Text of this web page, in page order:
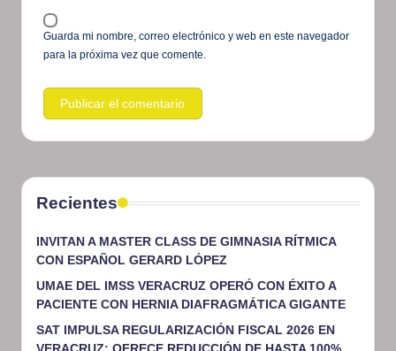
Guarda mi nombre, correo electrónico y web en este navegador
para la próxima vez que comente.
Recientes
INVITAN A MASTER CLASS DE GIMNASIA RÍTMICA
CON ESPAÑOL GERARD LÓPEZ
UMAE DEL IMSS VERACRUZ OPERÓ CON ÉXITO A
PACIENTE CON HERNIA DIAFRAGMÁTICA GIGANTE
SAT IMPULSA REGULARIZACIÓN FISCAL 2026 EN